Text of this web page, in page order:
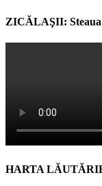
ZICĂLAŞII: Steaua
HARTA